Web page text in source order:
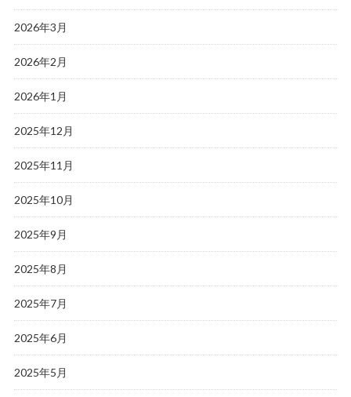
2026年3月
2026年2月
2026年1月
2025年12月
2025年11月
2025年10月
2025年9月
2025年8月
2025年7月
2025年6月
2025年5月